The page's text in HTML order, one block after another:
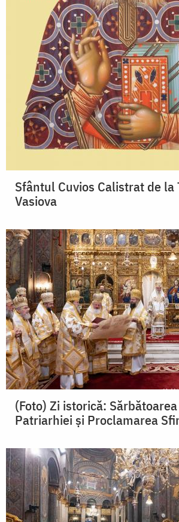
Sfântul Cuvios Calistrat de la
Vasiova
(Foto) Zi istorică:
Patriarhiei și Proclamarea